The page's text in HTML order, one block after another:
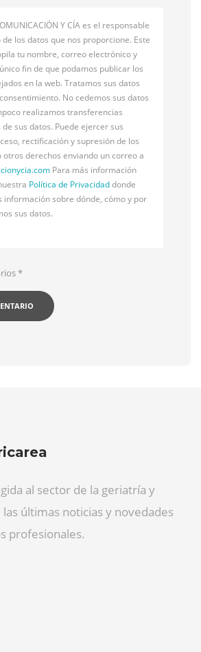
Y CÍA es el responsable
los datos que nos proporcione. Este
tu nombre, correo electrónico y
fin de que podamos publicar los
en la web. Tratamos sus datos
No cedemos sus datos
realizamos transferencias
sus datos. Puede ejercer sus
rectificación y supresión de los
otros derechos enviando un correo a
Para más información
Política de Privacidaddonde
información sobre dónde, cómo y por
sus datos.
*
al sector de la geriatría y
últimas noticias y novedades
profesionales.